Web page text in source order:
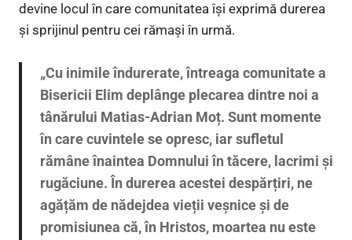
devine locul în care comunitatea își exprimă durerea
și sprijinul pentru cei rămași în urmă.
„Cu inimile îndurerate, întreaga comunitate a
Bisericii Elim deplânge plecarea dintre noi a
tânărului Matias-Adrian Moț. Sunt momente
în care cuvintele se opresc, iar sufletul
rămâne înaintea Domnului în tăcere, lacrimi și
rugăciune. În durerea acestei despărțiri, ne
agățăm de nădejdea vieții veșnice și de
promisiunea că, în Hristos, moartea nu este